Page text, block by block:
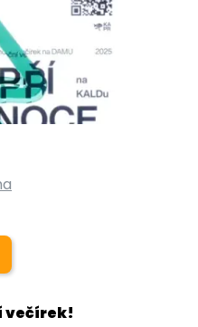
večírek!